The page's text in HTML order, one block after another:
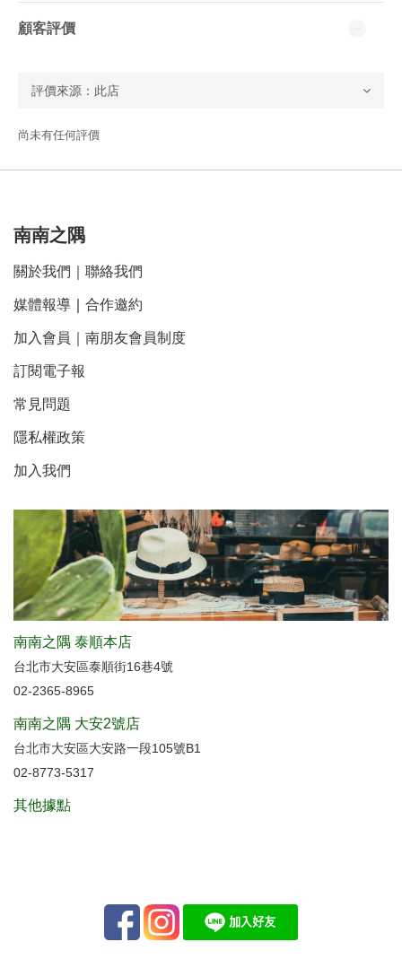
顧客評價
尚未有任何評價
南南之隅
關於我們 聯絡我們
媒體報導 合作邀約
加入會員｜南朋友會員制度
訂閱電子報
常見問題
隱私權政策
加入我們
南南之隅 泰順本店
台北市大安區泰順街16巷4號
02-2365-8965
南南之隅 大安2號店
台北市大安區大安路一段105號B1
02-8773-5317
其他據點